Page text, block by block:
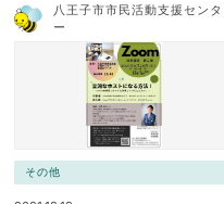
八王子市市民活動支援センタ
ー
その他